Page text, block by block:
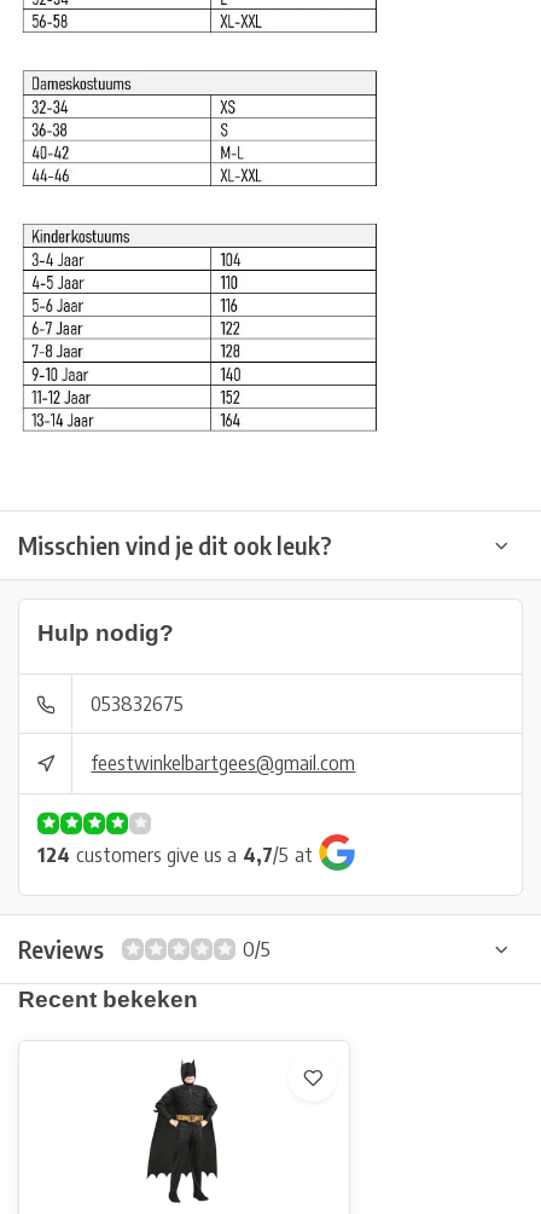
Misschien vind je dit ook leuk?
Hulp nodig?
053832675
feestwinkelbartgees@gmail.com
124 customers give us a 4,7/5 at
Reviews
0/5
Recent bekeken